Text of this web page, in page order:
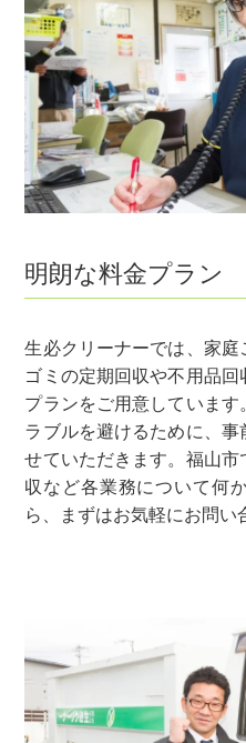
明朗な料金プラン
生必クリーナーでは、家
ゴミの定期回収や不用品
プランをご用意しています
ラブルを避けるために、
せていただきます。福山市
収など各業務について何
ら、まずはお気軽にお問い